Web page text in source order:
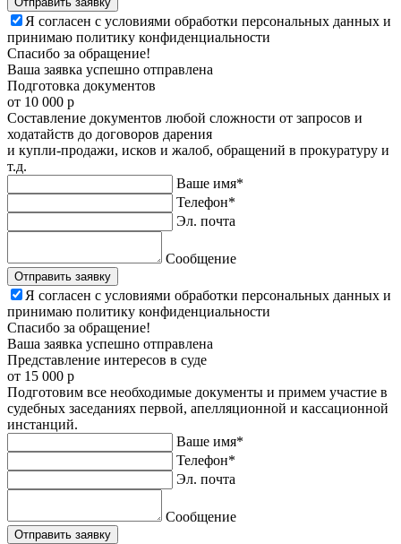
Я согласен с условиями обработки персональных данных и
принимаю политику конфиденциальности
Спасибо за обращение!
Ваша заявка успешно отправлена
Подготовка документов
от 10 000 р
Составление документов любой сложности от запросов и
ходатайств до договоров дарения
и купли-продажи, исков и жалоб, обращений в прокуратуру и
т.д.
Ваше имя*
Телефон*
Эл. почта
Сообщение
Отправить заявку
Я согласен с условиями обработки персональных данных и
принимаю политику конфиденциальности
Спасибо за обращение!
Ваша заявка успешно отправлена
Представление интересов в суде
от 15 000 р
Подготовим все необходимые документы и примем участие в
судебных заседаниях первой, апелляционной и кассационной
инстанций.
Ваше имя*
Телефон*
Эл. почта
Сообщение
Отправить заявку